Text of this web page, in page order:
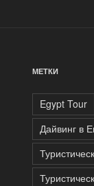
МЕТКИ
Egypt Tour
Дайвинг в